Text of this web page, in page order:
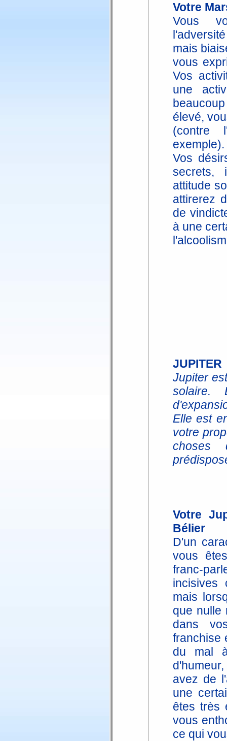
Votre
Vous
mais
vous
Vos
une
élevé,
(contre
exemple).
Vos
secrets,
attitude
attirerez
de
à une
JUPITER
Jupiter
solaire.
Elle est
votre
choses
Votre
Bélier
D'un
vous
franc-
incisives
mais
que nulle
dans
franchise
du mal
avez de
une
êtes très
vous
ce qui